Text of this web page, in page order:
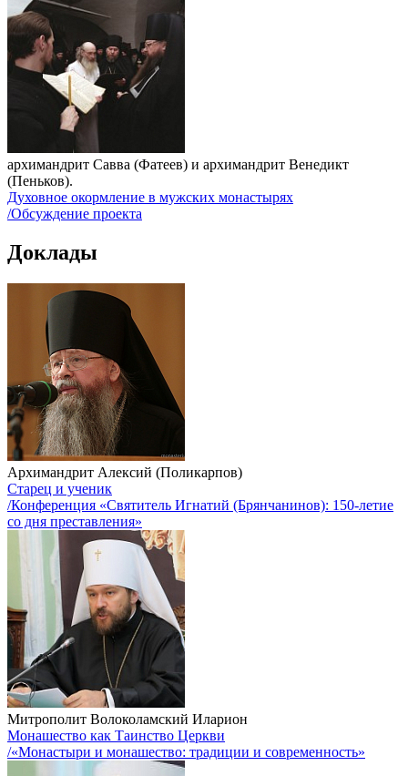
архимандрит Савва (Фатеев) и архимандрит Венедикт
(Пеньков).
Духовное окормление в мужских монастырях
/Обсуждение проекта
Доклады
Архимандрит Алексий (Поликарпов)
Старец и ученик
/Конференция «Святитель Игнатий (Брянчанинов): 150-летие
со дня преставления»
Митрополит Волоколамский Иларион
Монашество как Таинство Церкви
/«Монастыри и монашество: традиции и современность»